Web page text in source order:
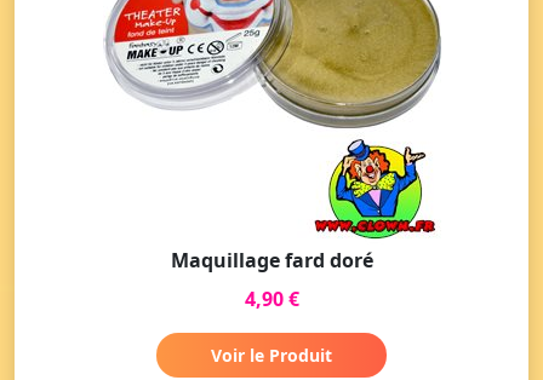
Maquillage fard doré
4,90 €
Voir le Produit